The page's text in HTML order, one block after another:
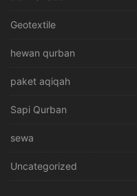
Geotextile
hewan qurban
paket aqiqah
Sapi Qurban
sewa
Uncategorized